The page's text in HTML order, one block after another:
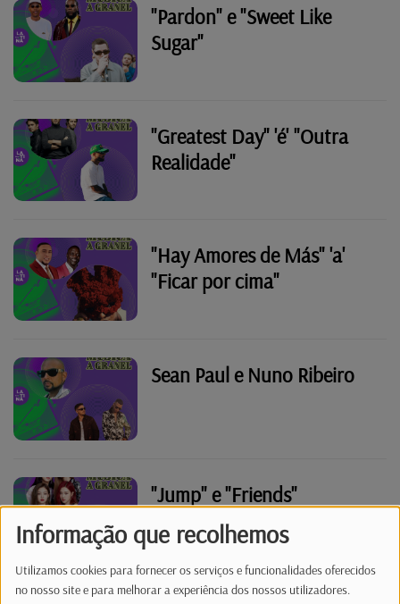
Informação que recolhemos
Utilizamos cookies para fornecer os serviços e funcionalidades oferecidos
no nosso site e para melhorar a experiência dos nossos utilizadores.
"Pardon" e "Sweet Like
Sugar"
"Greatest Day" 'é' "Outra
Realidade"
"Hay Amores de Más" 'a'
"Ficar por cima"
Sean Paul e Nuno Ribeiro
"Jump" e "Friends"